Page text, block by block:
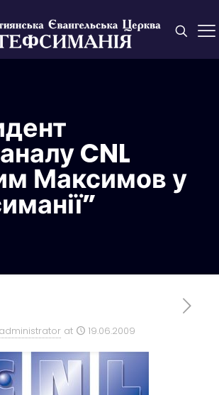
CNL
Максимов у
administrator at 19.06.2009